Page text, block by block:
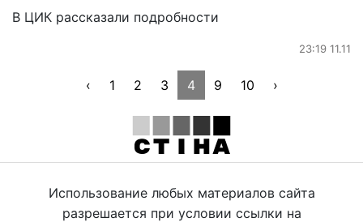
В ЦИК рассказали подробности
23:19 11.11
‹ 1 2 3 4 9 10 ›
Использование любых материалов сайта
разрешается при условии ссылки на